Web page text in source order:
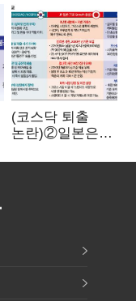
(코스닥 퇴출
논란)②일본은
기다려주는데